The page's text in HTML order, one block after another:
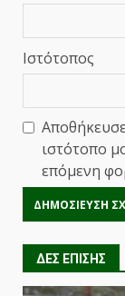
Ιστότοπος
ιστότοπο
επόμενη
ΔΕΣ ΕΠΙΣΗΣ